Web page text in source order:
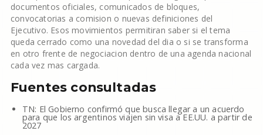
documentos oficiales, comunicados de bloques,
convocatorias a comision o nuevas definiciones del
Ejecutivo. Esos movimientos permitiran saber si el tema
queda cerrado como una novedad del dia o si se transforma
en otro frente de negociacion dentro de una agenda nacional
cada vez mas cargada.
Fuentes consultadas
TN: El Gobierno confirmó que busca llegar a un acuerdo
para que los argentinos viajen sin visa a EE.UU. a partir de
2027